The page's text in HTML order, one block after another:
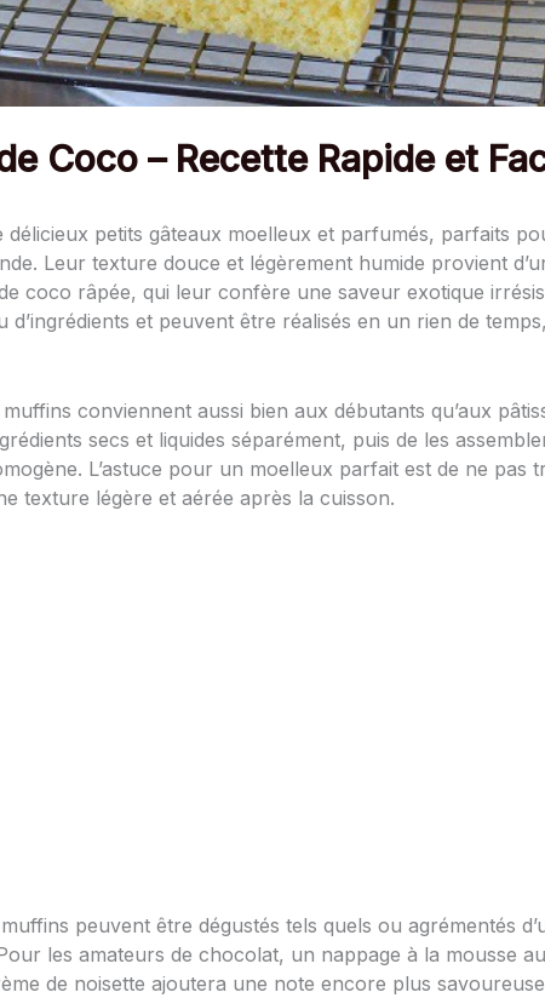
Coco – Recette Rapide et
petits gâteaux moelleux et parfumés, parfaits
Leur texture douce et légèrement humide provient
coco râpée, qui leur confère une saveur exotique
et peuvent être réalisés en un rien de
conviennent aussi bien aux débutants qu’aux
secs et liquides séparément, puis de les
L’astuce pour un moelleux parfait est de ne pas
texture légère et aérée après la cuisson.
peuvent être dégustés tels quels ou agrémentés
les amateurs de chocolat, un nappage à la mousse au
de noisette ajoutera une note encore plus